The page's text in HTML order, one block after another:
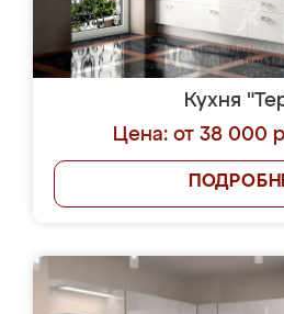
Кухня
Цена: от 38 000